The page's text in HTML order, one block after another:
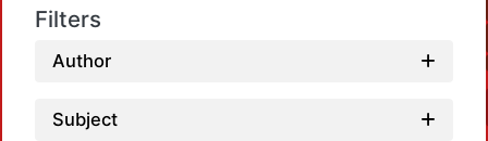
Filters
Author
Subject